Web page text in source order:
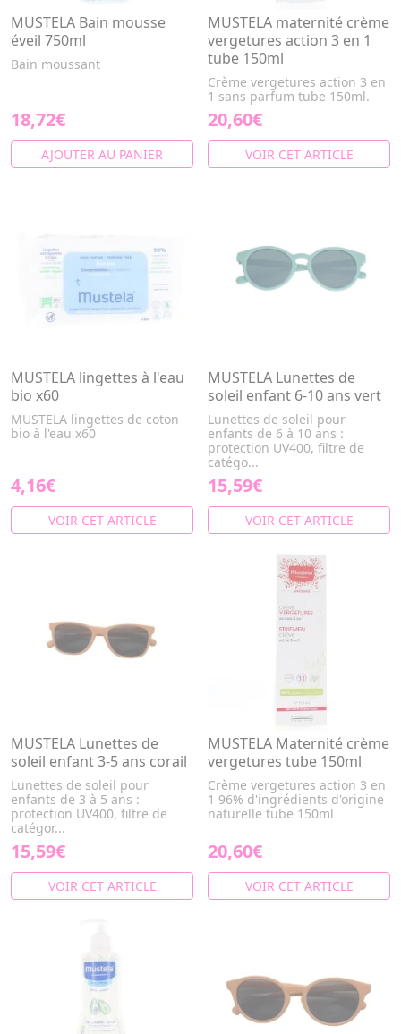
MUSTELA Bain mousse
éveil 750ml
Bain moussant
18,72€
AJOUTER AU PANIER
MUSTELA maternité crème
vergetures action 3 en 1
tube 150ml
Crème vergetures action 3 en
1 sans parfum tube 150ml.
20,60€
VOIR CET ARTICLE
MUSTELA lingettes à l'eau
bio x60
MUSTELA lingettes de coton
bio à l'eau x60
4,16€
VOIR CET ARTICLE
MUSTELA Lunettes de
soleil enfant 6-10 ans vert
Lunettes de soleil pour
enfants de 6 à 10 ans :
protection UV400, filtre de
catégo...
15,59€
VOIR CET ARTICLE
MUSTELA Lunettes de
soleil enfant 3-5 ans corail
Lunettes de soleil pour
enfants de 3 à 5 ans :
protection UV400, filtre de
catégor...
15,59€
VOIR CET ARTICLE
MUSTELA Maternité crème
vergetures tube 150ml
Crème vergetures action 3 en
1 96% d'ingrédients d'origine
naturelle tube 150ml
20,60€
VOIR CET ARTICLE